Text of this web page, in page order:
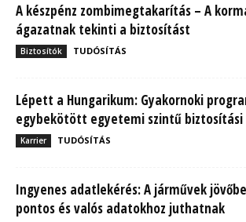
A készpénz zombimegtakarítás – A
ágazatnak tekinti a biztosítást
Biztosítók TUDÓSÍTÁS
Lépett a Hungarikum: Gyakornoki
egybekötött egyetemi szintű biztosítási
Karrier TUDÓSÍTÁS
Ingyenes adatlekérés: A járművek
pontos és valós adatokhoz juthatnak